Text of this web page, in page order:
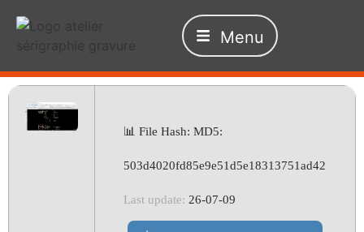
Menu
📊 File Hash: MD5:
503d4020fd85e9e51d5e18313751ad42
Last update: 26-07-09